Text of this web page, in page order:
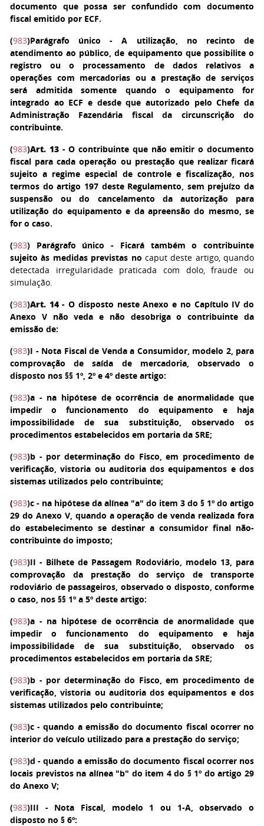
documento que possa ser confundido com documento
fiscal emitido por ECF.
(983)Parágrafo único - A utilização, no recinto de
atendimento ao público, de equipamento que possibilite o
registro ou o processamento de dados relativos a
operações com mercadorias ou a prestação de serviços
será admitida somente quando o equipamento for
integrado ao ECF e desde que autorizado pelo Chefe da
Administração Fazendária fiscal da circunscrição do
contribuinte.
(983)Art. 13- O contribuinte que não emitir o documento
fiscal para cada operação ou prestação que realizar ficará
sujeito a regime especial de controle e fiscalização, nos
termos do artigo 197 deste Regulamento, sem prejuízo da
suspensão ou do cancelamento da autorização para
utilização do equipamento e da apreensão do mesmo, se
for o caso.
(983) Parágrafo único - Ficará também o contribuinte
sujeito às medidas previstas no caput deste artigo, quando
detectada irregularidade praticada com dolo, fraude ou
simulação.
(983)Art. 14- O disposto neste Anexo e no Capítulo IV do
Anexo V não veda e não desobriga o contribuinte da
emissão de:
(983)I - Nota Fiscal de Venda a Consumidor, modelo 2, para
comprovação de saída de mercadoria, observado o
disposto nos §§ 1º, 2º e 4º deste artigo:
(983)a - na hipótese de ocorrência de anormalidade que
impedir o funcionamento do equipamento e haja
impossibilidade de sua substituição, observado os
procedimentos estabelecidos em portaria da SRE;
(983)b - por determinação do Fisco, em procedimento de
verificação, vistoria ou auditoria dos equipamentos e dos
sistemas utilizados pelo contribuinte;
(983)c - na hipótese da alínea "a" do item 3 do § 1º do artigo
29 do Anexo V, quando a operação de venda realizada fora
do estabelecimento se destinar a consumidor final não-
contribuinte do imposto;
(983)II - Bilhete de Passagem Rodoviário, modelo 13, para
comprovação da prestação do serviço de transporte
rodoviário de passageiros, observado o disposto, conforme
o caso, nos §§ 1º a 5º deste artigo:
(983)a - na hipótese de ocorrência de anormalidade que
impedir o funcionamento do equipamento e haja
impossibilidade de sua substituição, observado os
procedimentos estabelecidos em portaria da SRE;
(983)b - por determinação do Fisco, em procedimento de
verificação, vistoria ou auditoria dos equipamentos e dos
sistemas utilizados pelo contribuinte;
(983)c - quando a emissão do documento fiscal ocorrer no
interior do veículo utilizado para a prestação do serviço;
(983)d - quando a emissão do documento fiscal ocorrer nos
locais previstos na alínea "b" do item 4 do § 1º do artigo 29
do Anexo V;
(983)III - Nota Fiscal, modelo 1 ou 1-A, observado o
disposto no § 6º: